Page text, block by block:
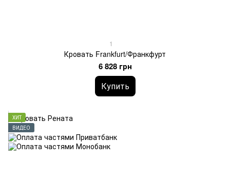
1
Кровать Frankfurt/Франкфурт
6 828 грн
Купить
ХИТ
ВИДЕО